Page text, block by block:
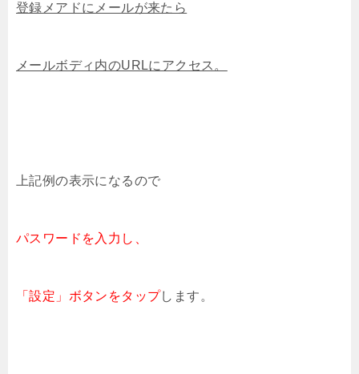
登録メアドにメールが来たら
メールボディ内のURLにアクセス。
上記例の表示になるので
パスワードを入力し、
「設定」ボタンをタップします。